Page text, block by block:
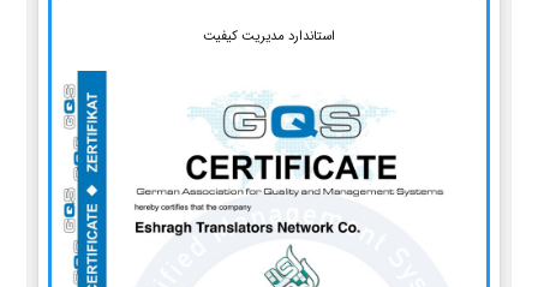
استاندارد مدیریت کیفیت